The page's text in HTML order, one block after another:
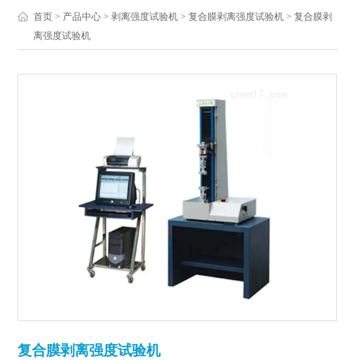
首页 > 产品中心 >剥离强度试验机 >复合膜剥离强度试验机 > 复合膜剥
离强度试验机
复合膜剥离强度试验机